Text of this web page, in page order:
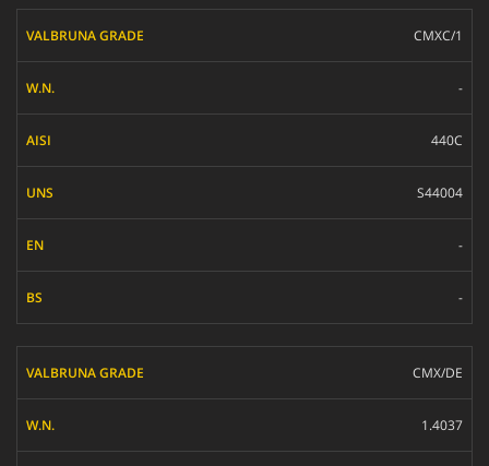
CMXC/1
-
440C
S44004
-
-
CMX/DE
1.4037